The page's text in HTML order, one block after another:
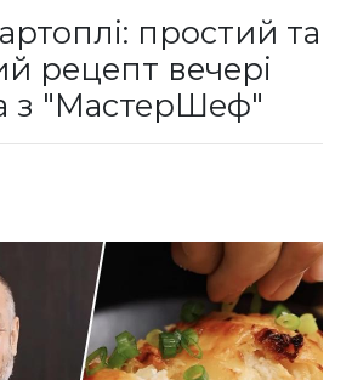
простий та
рецепт вечері
з "МастерШеф"